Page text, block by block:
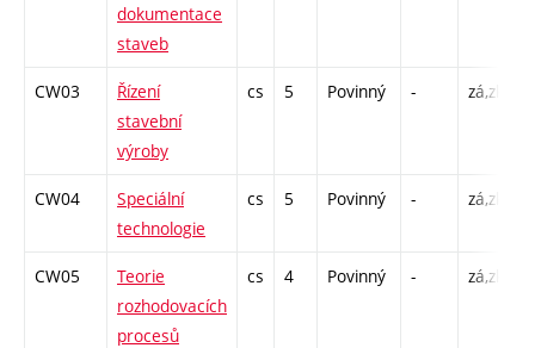
dokumentace
staveb
CW03
Řízení
stavební
výroby
cs 5 Povinný - zá,zk
CW04
Speciální
technologie
cs 5 Povinný - zá,zk
CW05
Teorie
rozhodovacích
procesů
cs 4 Povinný - zá,zk